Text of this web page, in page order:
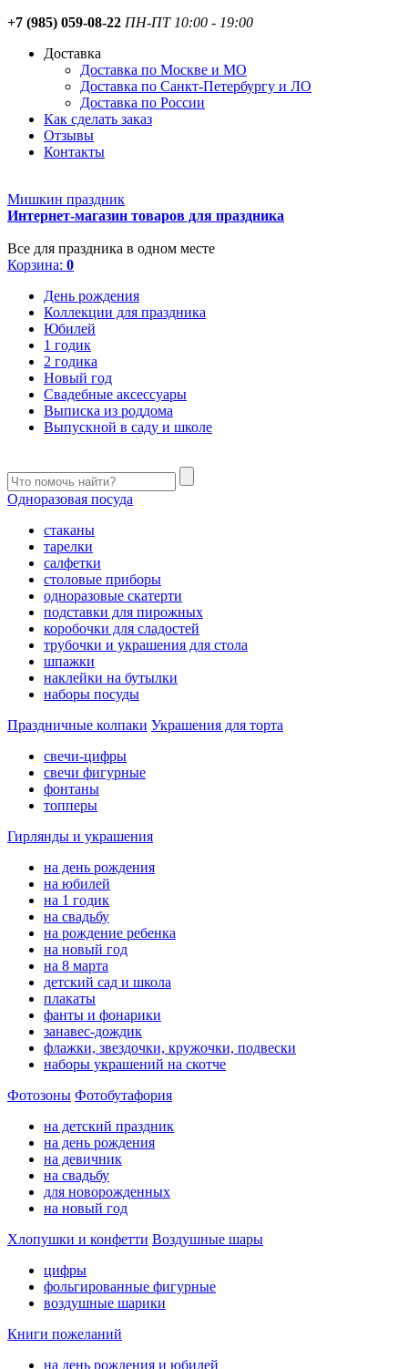
+7 (985) 059-08-22 ПН-ПТ 10:00 - 19:00
Доставка
Доставка по Москве и МО
Доставка по Санкт-Петербургу и ЛО
Доставка по России
Как сделать заказ
Отзывы
Контакты
Мишкин праздник
Интернет-магазин товаров для праздника
Все для праздника в одном месте
Корзина: 0
День рождения
Коллекции для праздника
Юбилей
1 годик
2 годика
Новый год
Свадебные аксессуары
Выписка из роддома
Выпускной в саду и школе
Одноразовая посуда
стаканы
тарелки
салфетки
столовые приборы
одноразовые скатерти
подставки для пирожных
коробочки для сладостей
трубочки и украшения для стола
шпажки
наклейки на бутылки
наборы посуды
Праздничные колпаки Украшения для торта
свечи-цифры
свечи фигурные
фонтаны
топперы
Гирлянды и украшения
на день рождения
на юбилей
на 1 годик
на свадьбу
на рождение ребенка
на новый год
на 8 марта
детский сад и школа
плакаты
фанты и фонарики
занавес-дождик
флажки, звездочки, кружочки, подвески
наборы украшений на скотче
Фотозоны Фотобутафория
на детский праздник
на день рождения
на девичник
на свадьбу
для новорожденных
на новый год
Хлопушки и конфетти Воздушные шары
цифры
фольгированные фигурные
воздушные шарики
Книги пожеланий
на день рождения и юбилей